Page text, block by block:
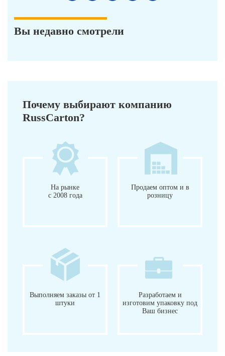
Вы недавно смотрели
Почему выбирают компанию
RussCarton?
На рынке
с 2008 года
Продаем оптом и в
розницу
Выполняем заказы от 1
штуки
Разработаем и
изготовим упаковку под
Ваш бизнес